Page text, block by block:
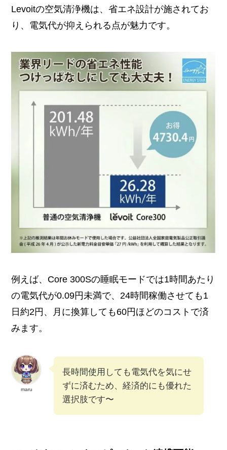
Levoitの空気清浄機は、省エネ設計が施されてお
り、電気代が抑えられる点が魅力です。
例えば、Core 300Sの睡眠モードでは1時間あたり
の電気代が0.09円未満で、24時間稼働させても1
日約2円、月に換算しても60円ほどのコストで済
みます。
maru
長時間使用しても電気代を気にせ
ずに済むため、経済的にも優れた
選択肢です〜